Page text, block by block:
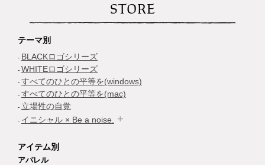
STORE
テーマ別
BLACKロゴシリーズ
WHITEロゴシリーズ
すべてのひとの平等を(windows)
すべてのひとの平等を(mac)
立場性の自覚
イニシャル × Be a noise.
アイテム別
アパレル